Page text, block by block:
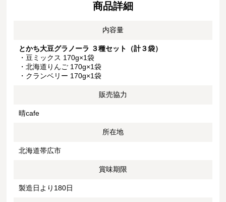
商品詳細
内容量
とかち大豆グラノーラ ３種セット（計３袋）
・豆ミックス 170g×1袋
・北海道りんご 170g×1袋
・クランベリー 170g×1袋
販売協力
晴cafe
所在地
北海道帯広市
賞味期限
製造日より180日